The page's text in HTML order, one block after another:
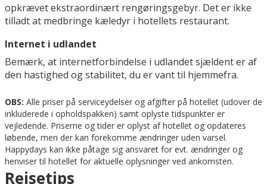
opkrævet ekstraordinært rengøringsgebyr. Det er ikke
tilladt at medbringe kæledyr i hotellets restaurant.
Internet i udlandet
Bemærk, at internetforbindelse i udlandet sjældent er af
den hastighed og stabilitet, du er vant til hjemmefra.
OBS: Alle priser på serviceydelser og afgifter på hotellet (udover de
inkluderede i opholdspakken) samt oplyste tidspunkter er
vejledende. Priserne og tider er oplyst af hotellet og opdateres
løbende, men der kan forekomme ændringer uden varsel.
Happydays kan ikke påtage sig ansvaret for evt. ændringer og
henviser til hotellet for aktuelle oplysninger ved ankomsten.
Rejsetips